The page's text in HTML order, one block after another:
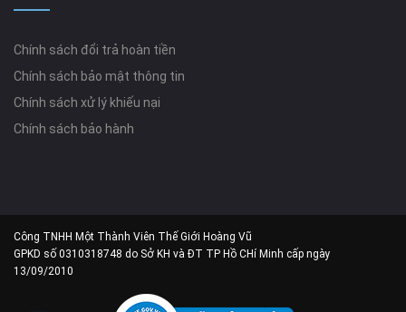
Chính sách đổi trả hoàn tiền
Chính sách bảo mật thông tin
Chính sách xử lý khiếu nại
Chính sách bảo hành
Công TNHH Một Thành Viên Thế Giới Hoàng Vũ
GPKD số 0310318748 do Sở KH và ĐT TP Hồ CHí Minh cấp ngày
13/09/2010